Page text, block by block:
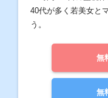
40代が多く若美女と
う。
無
無